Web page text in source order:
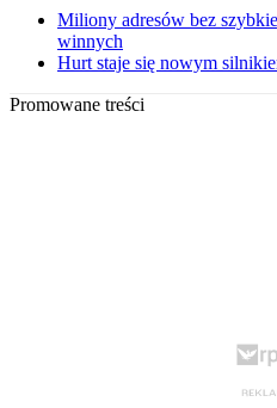
Miliony adresów bez
winnych
Hurt staje się nowym
Promowane treści